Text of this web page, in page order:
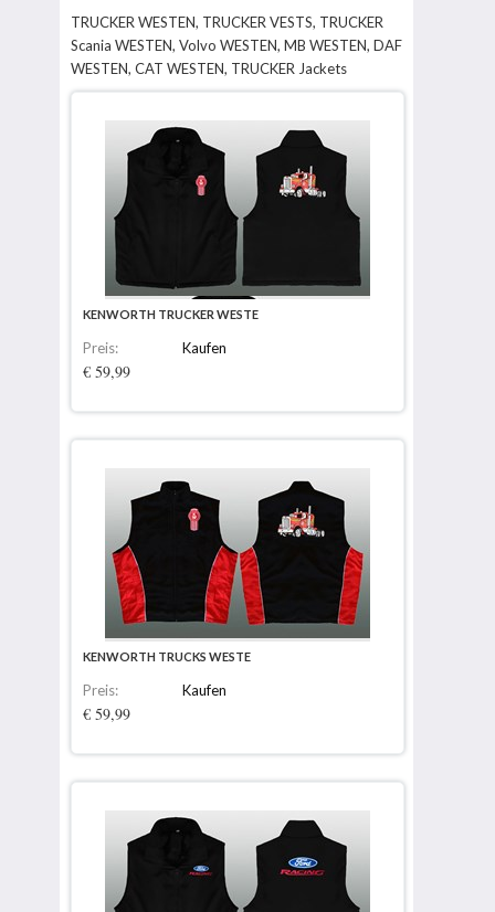
TRUCKER WESTEN, TRUCKER VESTS, TRUCKER
Scania WESTEN, Volvo WESTEN, MB WESTEN, DAF
WESTEN, CAT WESTEN, TRUCKER Jackets
KENWORTH TRUCKER WESTE
Preis:
€ 59,99
Kaufen
KENWORTH TRUCKS WESTE
Preis:
€ 59,99
Kaufen